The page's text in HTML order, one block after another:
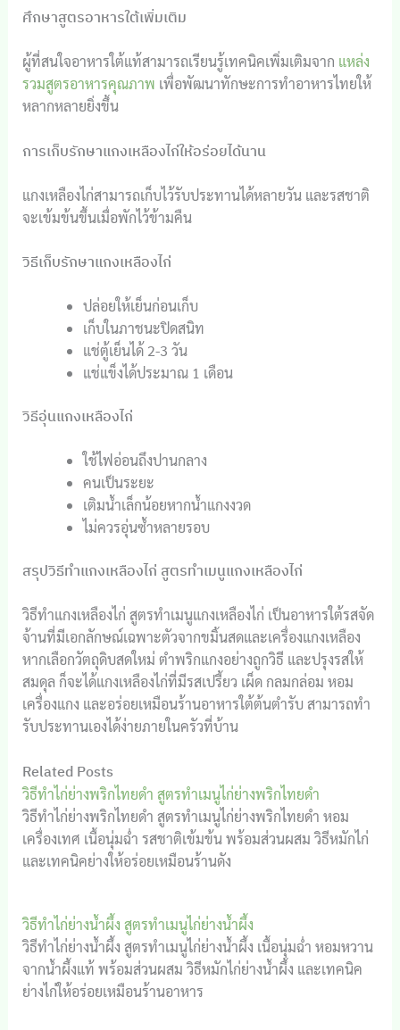
ศึกษาสูตรอาหารใต้เพิ่มเติม
ผู้ที่สนใจอาหารใต้แท้สามารถเรียนรู้เทคนิคเพิ่มเติมจาก แหล่ง
รวมสูตรอาหารคุณภาพ เพื่อพัฒนาทักษะการทำอาหารไทยให้
หลากหลายยิ่งขึ้น
การเก็บรักษาแกงเหลืองไก่ให้อร่อยได้นาน
แกงเหลืองไก่สามารถเก็บไว้รับประทานได้หลายวัน และรสชาติ
จะเข้มข้นขึ้นเมื่อพักไว้ข้ามคืน
วิธีเก็บรักษาแกงเหลืองไก่
ปล่อยให้เย็นก่อนเก็บ
เก็บในภาชนะปิดสนิท
แช่ตู้เย็นได้ 2-3 วัน
แช่แข็งได้ประมาณ 1 เดือน
วิธีอุ่นแกงเหลืองไก่
ใช้ไฟอ่อนถึงปานกลาง
คนเป็นระยะ
เติมน้ำเล็กน้อยหากน้ำแกงงวด
ไม่ควรอุ่นซ้ำหลายรอบ
สรุปวิธีทำแกงเหลืองไก่ สูตรทำเมนูแกงเหลืองไก่
วิธีทำแกงเหลืองไก่ สูตรทำเมนูแกงเหลืองไก่ เป็นอาหารใต้รสจัด
จ้านที่มีเอกลักษณ์เฉพาะตัวจากขมิ้นสดและเครื่องแกงเหลือง
หากเลือกวัตถุดิบสดใหม่ ตำพริกแกงอย่างถูกวิธี และปรุงรสให้
สมดุล ก็จะได้แกงเหลืองไก่ที่มีรสเปรี้ยว เผ็ด กลมกล่อม หอม
เครื่องแกง และอร่อยเหมือนร้านอาหารใต้ต้นตำรับ สามารถทำ
รับประทานเองได้ง่ายภายในครัวที่บ้าน
Related Posts
วิธีทำไก่ย่างพริกไทยดำ สูตรทำเมนูไก่ย่างพริกไทยดำ
วิธีทำไก่ย่างพริกไทยดำ สูตรทำเมนูไก่ย่างพริกไทยดำ หอม
เครื่องเทศ เนื้อนุ่มฉ่ำ รสชาติเข้มข้น พร้อมส่วนผสม วิธีหมักไก่
และเทคนิคย่างให้อร่อยเหมือนร้านดัง
วิธีทำไก่ย่างน้ำผึ้ง สูตรทำเมนูไก่ย่างน้ำผึ้ง
วิธีทำไก่ย่างน้ำผึ้ง สูตรทำเมนูไก่ย่างน้ำผึ้ง เนื้อนุ่มฉ่ำ หอมหวาน
จากน้ำผึ้งแท้ พร้อมส่วนผสม วิธีหมักไก่ย่างน้ำผึ้ง และเทคนิค
ย่างไก่ให้อร่อยเหมือนร้านอาหาร